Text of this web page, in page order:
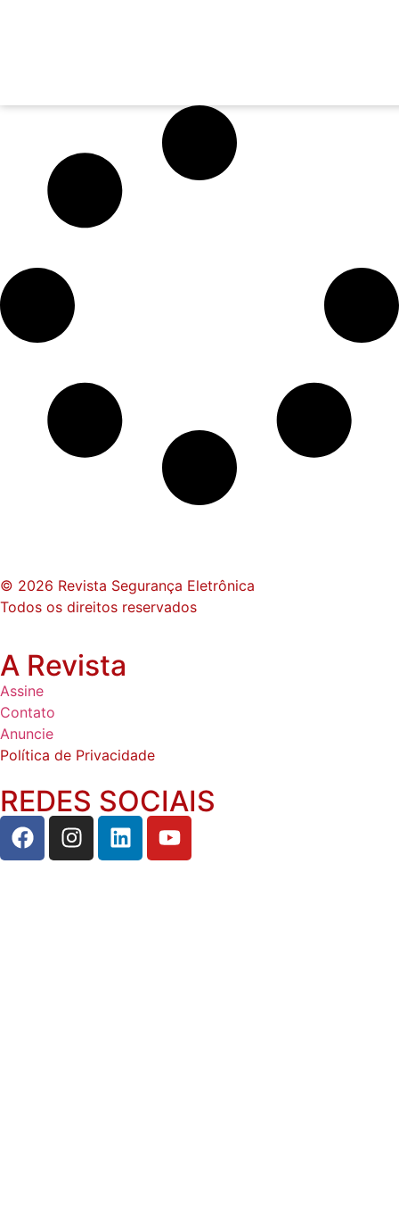
© 2026 Revista Segurança Eletrônica
Todos os direitos reservados
A Revista
Assine
Contato
Anuncie
Política de Privacidade
REDES SOCIAIS